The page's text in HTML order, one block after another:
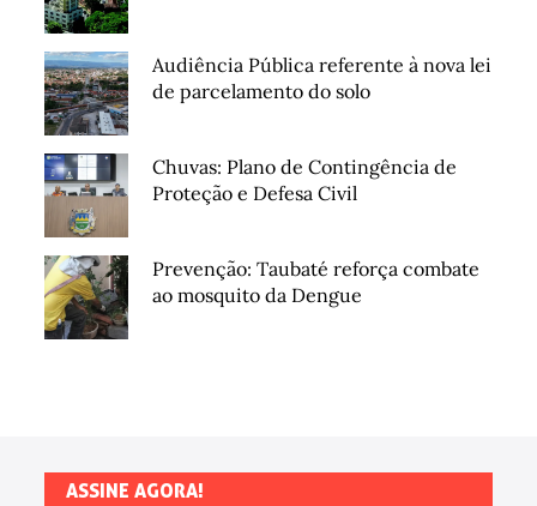
Audiência Pública referente à nova lei
de parcelamento do solo
Chuvas: Plano de Contingência de
Proteção e Defesa Civil
Prevenção: Taubaté reforça combate
ao mosquito da Dengue
ASSINE AGORA!